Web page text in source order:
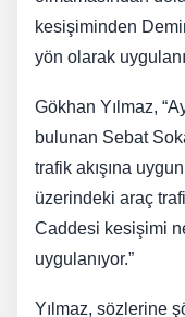
kesişiminden
yön olarak
Gökhan Yılmaz,
bulunan Sebat
trafik akışına
üzerindeki araç
Caddesi kesişimi
uygulanıyor.”
Yılmaz, sözlerine